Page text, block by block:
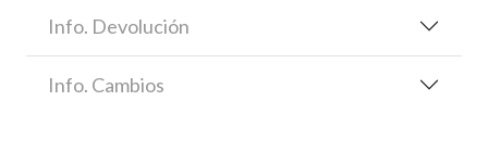
Info. Devolución
Info. Cambios